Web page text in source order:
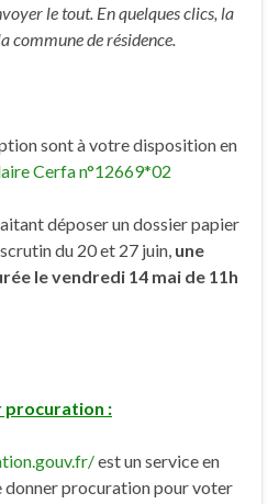
le tout. En quelques clics, la
commune de résidence.
sont à votre disposition en
Cerfa n°12669*02
déposer un dossier papier
du 20 et 27 juin, une
le vendredi 14 mai de 11h
procuration :
est un service en
donner procuration pour voter